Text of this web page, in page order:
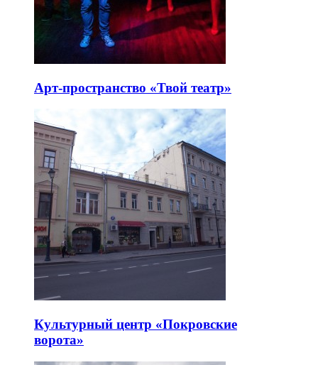
Арт-пространство «Твой театр»
Культурный центр «Покровские
ворота»